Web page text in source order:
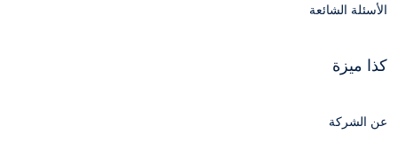
الأسئلة الشائعة
كذا ميزة
عن الشركة